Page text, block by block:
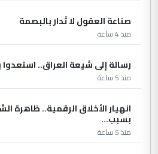
صناعة العقول لا تُدار بالبصمة
منذ 4 ساعة
رسالة إلى شيعة العراق.. استعدوا
منذ 5 ساعة
انهيار الأخلاق الرقمية.. ظاهرة
بسبب...
منذ 5 ساعة